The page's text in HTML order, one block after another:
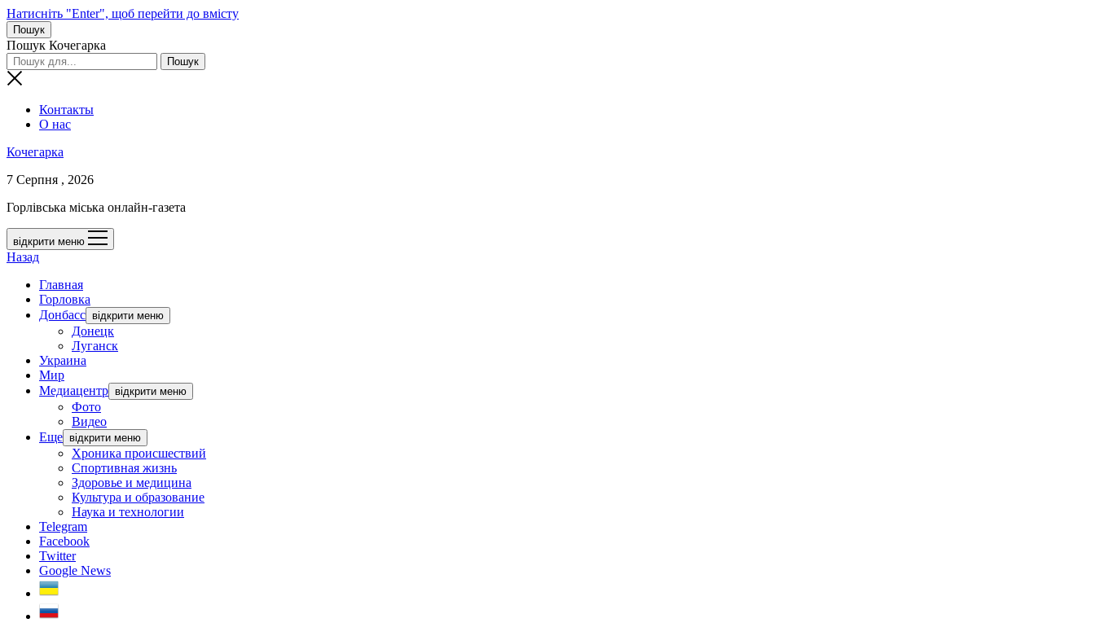
Натисніть "Enter", щоб перейти до вмісту
Пошук
Пошук Кочегарка
Контакты
О нас
Кочегарка
7 Серпня , 2026
Горлівська міська онлайн-газета
відкрити меню
Назад
Главная
Горловка
Донбасс відкрити меню
Донецк
Луганск
Украина
Мир
Медиацентр відкрити меню
Фото
Видео
Еще відкрити меню
Хроника происшествий
Спортивная жизнь
Здоровье и медицина
Культура и образование
Наука и технологии
Telegram
Facebook
Twitter
Google News